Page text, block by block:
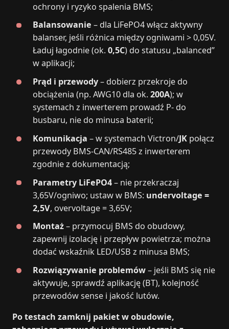
ochrony i ryzyko spalenia BMS;
Balansowanie – dla LiFePO4 włącz aktywny
balanser, jeśli różnica między ogniwami > 0,05V.
Ładuj łagodnie (ok.0,5C) do statusu „balanced”
w aplikacji;
Prąd i przewody– dobierz przekroje do
obciążenia (np. AWG10 dla ok.200A); w
systemach z inwerterem prowadź P- do
busbaru, nie do minusa baterii;
Komunikacja – w systemach Victron/JK połącz
przewody BMS-CAN/RS485 z inwerterem
zgodnie z dokumentacją;
Parametry LiFePO4– nie przekraczaj
3,65V/ogniwo; ustaw w BMS: undervoltage =
2,5V, overvoltage = 3,65V;
Montaż– przymocuj BMS do obudowy,
zapewnij izolację i przepływ powietrza; można
dodać wskaźnik LED/USB z minusa BMS;
Rozwiązywanie problemów– jeśli BMS się nie
aktywuje, sprawdź aplikację (BT), kolejność
przewodów sense i jakość lutów.
Po testach zamknij pakiet w obudowie,